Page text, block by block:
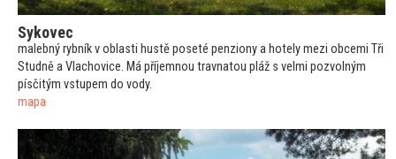
Sykovec
malebný rybník v oblasti hustě poseté penziony a hotely mezi obcemi Tři
Studně a Vlachovice. Má příjemnou travnatou pláž s velmi pozvolným
písčitým vstupem do vody.
mapa